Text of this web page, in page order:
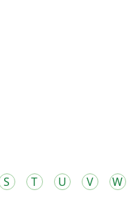
S T U V W